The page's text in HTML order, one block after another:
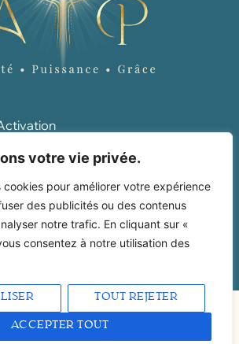
votre vie privée.
cookies pour améliorer votre expérience
des publicités ou des contenus
notre trafic. En cliquant sur «
consentez à notre utilisation des
TOUT REJETER
ACCEPTER TOUT
2024 Annaig Pasco •
: Inspir Communication